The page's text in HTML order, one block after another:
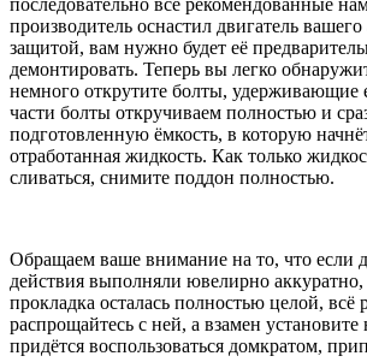
последовательно все рекомендованные
производитель оснастил двигатель
защитой, вам нужно будет её
демонтировать. Теперь вы легко
немного открутите болты, удерживающие
части болты откручиваем полностью и
подготовленную ёмкость, в которую
отработанная жидкость. Как только
сливаться, снимите поддон полностью.
Обращаем ваше внимание на то, что если
действия выполняли ювелирно аккуратно,
прокладка осталась полностью целой, всё
распрощайтесь с ней, а взамен
придётся воспользоваться домкратом,